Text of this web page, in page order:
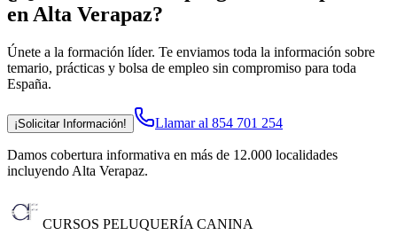
en Alta Verapaz?
Únete a la formación líder. Te enviamos toda la información sobre
temario, prácticas y bolsa de empleo sin compromiso para toda
España.
¡Solicitar Información! Llamar al 854 701 254
Damos cobertura informativa en más de 12.000 localidades
incluyendo Alta Verapaz.
CURSOS PELUQUERÍA CANINA